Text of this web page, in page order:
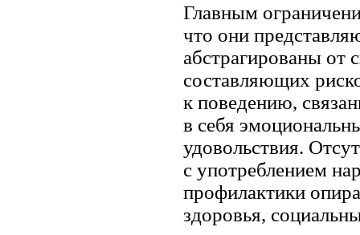
Главным
что они
абстрагированы от
составляющих
к поведению,
в себя
удовольствия.
с употреблением
профилактики
здоровья,